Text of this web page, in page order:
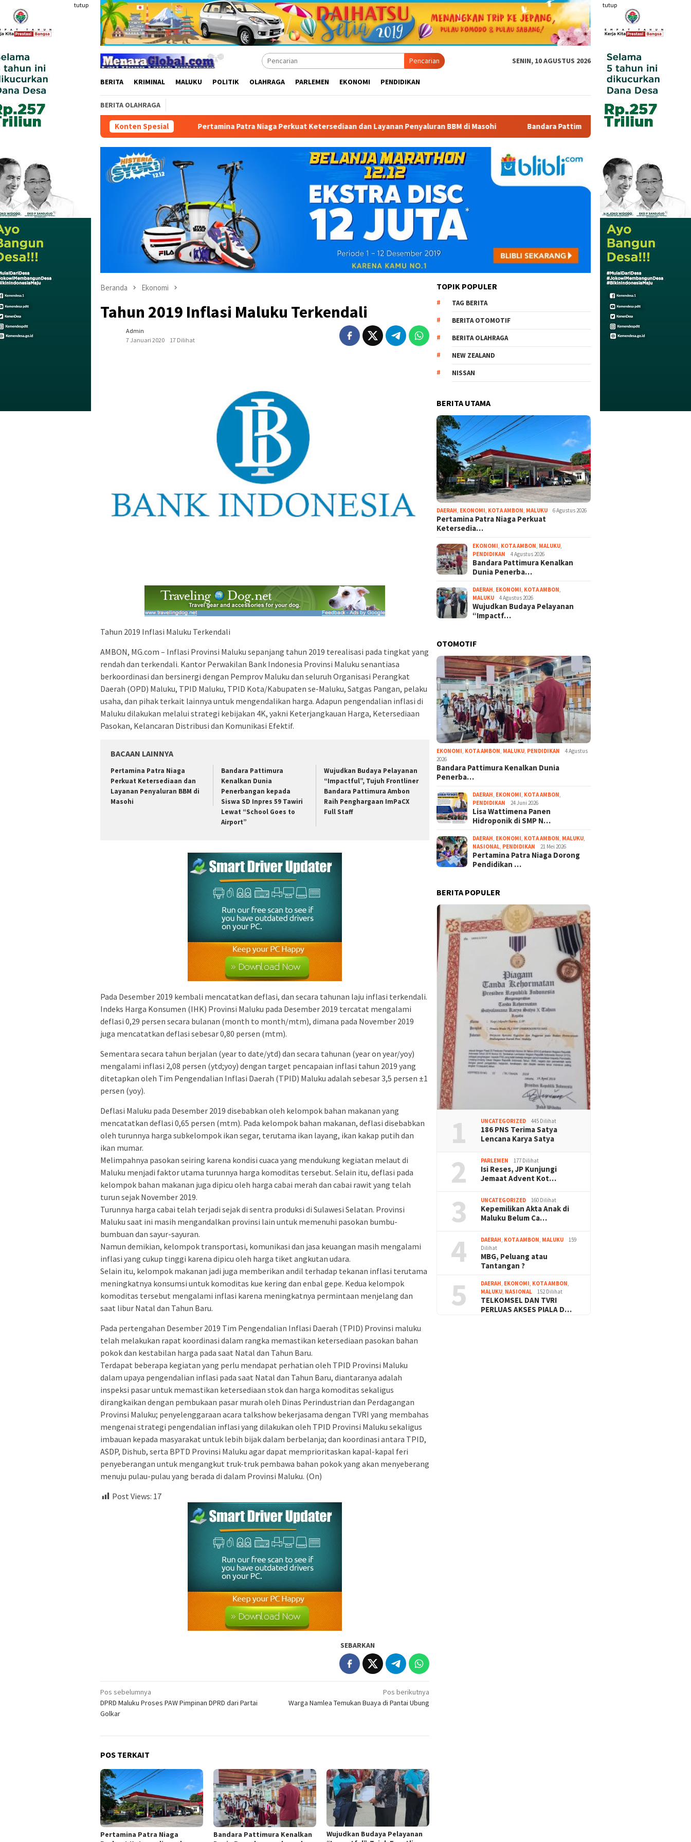
konten
tutup tutup
Pencarian SENIN, 10 AGUSTUS 2026
BERITA KRIMINAL MALUKU POLITIK OLAHRAGA PARLEMEN EKONOMI PENDIDIKAN
BERITA OLAHRAGA
Konten Spesial
Pertamina Patra Niaga Perkuat Ketersediaan dan Layanan Penyaluran BBM di Masohi Bandara Pattimura Kenalkan Dunia Penerbangan kepada Siswa SD
Beranda Ekonomi
Tahun 2019 Inflasi Maluku Terkendali
Admin
7 Januari 2020
17 Dilihat
Tahun 2019 Inflasi Maluku Terkendali
AMBON, MG.com – Inflasi Provinsi Maluku sepanjang tahun 2019 terealisasi pada tingkat yang
rendah dan terkendali. Kantor Perwakilan Bank Indonesia Provinsi Maluku senantiasa
berkoordinasi dan bersinergi dengan Pemprov Maluku dan seluruh Organisasi Perangkat
Daerah (OPD) Maluku, TPID Maluku, TPID Kota/Kabupaten se-Maluku, Satgas Pangan, pelaku
usaha, dan pihak terkait lainnya untuk mengendalikan harga. Adapun pengendalian inflasi di
Maluku dilakukan melalui strategi kebijakan 4K, yakni Keterjangkauan Harga, Ketersediaan
Pasokan, Kelancaran Distribusi dan Komunikasi Efektif.
BACAAN LAINNYA
Pertamina Patra Niaga
Perkuat Ketersediaan dan
Layanan Penyaluran BBM di
Masohi
Bandara Pattimura
Kenalkan Dunia
Penerbangan kepada
Siswa SD Inpres 59 Tawiri
Lewat “School Goes to
Airport”
Wujudkan Budaya Pelayanan
“Impactful”, Tujuh Frontliner
Bandara Pattimura Ambon
Raih Penghargaan ImPaCX
Full Staff
Pada Desember 2019 kembali mencatatkan deflasi, dan secara tahunan laju inflasi terkendali.
Indeks Harga Konsumen (IHK) Provinsi Maluku pada Desember 2019 tercatat mengalami
deflasi 0,29 persen secara bulanan (month to month/mtm), dimana pada November 2019
juga mencatatkan deflasi sebesar 0,80 persen (mtm).
Sementara secara tahun berjalan (year to date/ytd) dan secara tahunan (year on year/yoy)
mengalami inflasi 2,08 persen (ytd;yoy) dengan target pencapaian inflasi tahun 2019 yang
ditetapkan oleh Tim Pengendalian Inflasi Daerah (TPID) Maluku adalah sebesar 3,5 persen ±1
persen (yoy).
Deflasi Maluku pada Desember 2019 disebabkan oleh kelompok bahan makanan yang
mencatatkan deflasi 0,65 persen (mtm). Pada kelompok bahan makanan, deflasi disebabkan
oleh turunnya harga subkelompok ikan segar, terutama ikan layang, ikan kakap putih dan
ikan mumar.
Melimpahnya pasokan seiring karena kondisi cuaca yang mendukung kegiatan melaut di
Maluku menjadi faktor utama turunnya harga komoditas tersebut. Selain itu, deflasi pada
kelompok bahan makanan juga dipicu oleh harga cabai merah dan cabai rawit yang telah
turun sejak November 2019.
Turunnya harga cabai telah terjadi sejak di sentra produksi di Sulawesi Selatan. Provinsi
Maluku saat ini masih mengandalkan provinsi lain untuk memenuhi pasokan bumbu-
bumbuan dan sayur-sayuran.
Namun demikian, kelompok transportasi, komunikasi dan jasa keuangan masih mengalami
inflasi yang cukup tinggi karena dipicu oleh harga tiket angkutan udara.
Selain itu, kelompok makanan jadi juga memberikan andil terhadap tekanan inflasi terutama
meningkatnya konsumsi untuk komoditas kue kering dan enbal gepe. Kedua kelompok
komoditas tersebut mengalami inflasi karena meningkatnya permintaan menjelang dan
saat libur Natal dan Tahun Baru.
Pada pertengahan Desember 2019 Tim Pengendalian Inflasi Daerah (TPID) Provinsi maluku
telah melakukan rapat koordinasi dalam rangka memastikan ketersediaan pasokan bahan
pokok dan kestabilan harga pada saat Natal dan Tahun Baru.
Terdapat beberapa kegiatan yang perlu mendapat perhatian oleh TPID Provinsi Maluku
dalam upaya pengendalian inflasi pada saat Natal dan Tahun Baru, diantaranya adalah
inspeksi pasar untuk memastikan ketersediaan stok dan harga komoditas sekaligus
dirangkaikan dengan pembukaan pasar murah oleh Dinas Perindustrian dan Perdagangan
Provinsi Maluku; penyelenggaraan acara talkshow bekerjasama dengan TVRI yang membahas
mengenai strategi pengendalian inflasi yang dilakukan oleh TPID Provinsi Maluku sekaligus
imbauan kepada masyarakat untuk lebih bijak dalam berbelanja; dan koordinasi antara TPID,
ASDP, Dishub, serta BPTD Provinsi Maluku agar dapat memprioritaskan kapal-kapal feri
penyeberangan untuk mengangkut truk-truk pembawa bahan pokok yang akan menyeberang
menuju pulau-pulau yang berada di dalam Provinsi Maluku. (On)
Post Views: 17
SEBARKAN
Navigasi
pos
Pos sebelumnya
DPRD Maluku Proses PAW Pimpinan DPRD dari Partai
Golkar
Pos berikutnya
Warga Namlea Temukan Buaya di Pantai Ubung
POS TERKAIT
Pertamina Patra Niaga
Bandara Pattimura Kenalkan
Wujudkan Budaya Pelayanan
TOPIK POPULER
TAG BERITA
BERITA OTOMOTIF
BERITA OLAHRAGA
NEW ZEALAND
NISSAN
BERITA UTAMA
DAERAH, EKONOMI, KOTA AMBON, MALUKU 6 Agustus 2026
Pertamina Patra Niaga Perkuat
Ketersedia…
EKONOMI, KOTA AMBON, MALUKU,
PENDIDIKAN
4 Agustus 2026
Bandara Pattimura Kenalkan
Dunia Penerba…
DAERAH, EKONOMI, KOTA AMBON,
MALUKU
4 Agustus 2026
Wujudkan Budaya Pelayanan
“Impactf…
OTOMOTIF
EKONOMI, KOTA AMBON, MALUKU, PENDIDIKAN
4 Agustus
2026
Bandara Pattimura Kenalkan Dunia
Penerba…
DAERAH, EKONOMI, KOTA AMBON,
PENDIDIKAN
24 Juni 2026
Lisa Wattimena Panen
Hidroponik di SMP N…
DAERAH, EKONOMI, KOTA AMBON, MALUKU,
NASIONAL, PENDIDIKAN 21 Mei 2026
Pertamina Patra Niaga Dorong
Pendidikan …
BERITA POPULER
1 UNCATEGORIZED 445 Dilihat
186 PNS Terima Satya
Lencana Karya Satya
2 PARLEMEN 177 Dilihat
Isi Reses, JP Kunjungi
Jemaat Advent Kot…
3 UNCATEGORIZED 160 Dilihat
Kepemilikan Akta Anak di
Maluku Belum Ca…
4 DAERAH, KOTA AMBON, MALUKU
159
Dilihat
MBG, Peluang atau
Tantangan ?
5 DAERAH, EKONOMI, KOTA AMBON,
MALUKU, NASIONAL 152 Dilihat
TELKOMSEL DAN TVRI
PERLUAS AKSES PIALA D…